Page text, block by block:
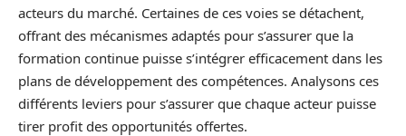
acteurs du marché. Certaines de ces voies se détachent,
offrant des mécanismes adaptés pour s’assurer que la
formation continue puisse s’intégrer efficacement dans les
plans de développement des compétences. Analysons ces
différents leviers pour s’assurer que chaque acteur puisse
tirer profit des opportunités offertes.